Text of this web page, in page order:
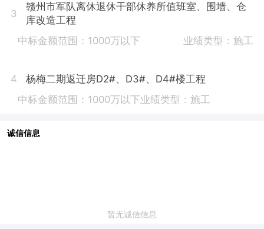
3
赣州市军队离休退休干部休养所值班室、围墙、仓
库改造工程
中标金额范围：1000万以下
业绩类型：施工
4
杨梅二期返迁房D2#、D3#、D4#楼工程
中标金额范围：1000万以下业绩类型：施工
诚信信息
暂无诚信信息